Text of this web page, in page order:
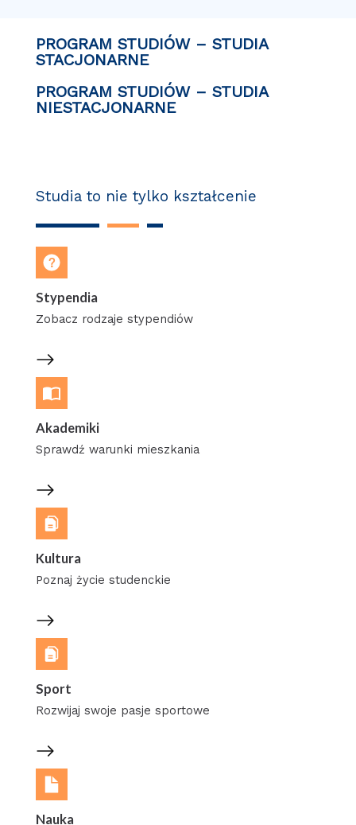
PROGRAM STUDIÓW – STUDIA
STACJONARNE
PROGRAM STUDIÓW – STUDIA
NIESTACJONARNE
Studia to nie tylko kształcenie
Stypendia
Zobacz rodzaje stypendiów
Akademiki
Sprawdź warunki mieszkania
Kultura
Poznaj życie studenckie
Sport
Rozwijaj swoje pasje sportowe
Nauka